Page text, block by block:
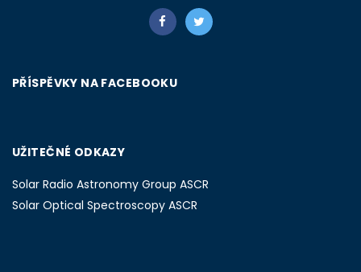
PŘÍSPĚVKY NA FACEBOOKU
UŽITEČNÉ ODKAZY
Solar Radio Astronomy Group ASCR
Solar Optical Spectroscopy ASCR